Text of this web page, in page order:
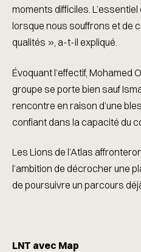
moments difficiles.
lorsque nous souffrons et de
qualités », a-t-il expliqué.
Évoquant l’effectif, Mohamed
groupe se porte bien sauf
rencontre en raison d’une
confiant dans la capacité du
Les Lions de l’Atlas
l’ambition de décrocher une
de poursuivre un parcours
LNT avec Map